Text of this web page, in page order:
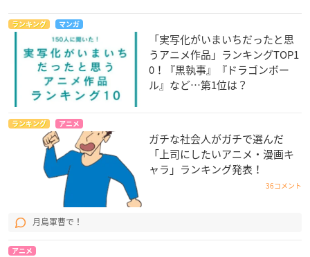
ランキング マンガ
「実写化がいまいちだったと思
うアニメ作品」ランキングTOP1
0！『黒執事』『ドラゴンボー
ル』など…第1位は？
ランキング アニメ
ガチな社会人がガチで選んだ
「上司にしたいアニメ・漫画キ
ャラ」ランキング発表！
36コメント
月島軍曹で！
アニメ